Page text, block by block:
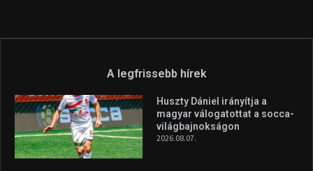
A legfrissebb hírek
Huszty Dániel irányítja a
magyar válogatottat a socca-
világbajnokságon
2026.08.07.